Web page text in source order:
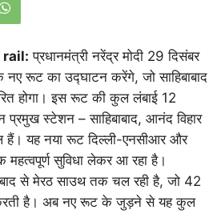
rail: प्रधानमंत्री नरेंद्र मोदी 29 दिसंबर
नए रूट का उद्घाटन करेंगे, जो साहिबाबाद
होगा। इस रूट की कुल लंबाई 12
प्रमुख स्टेशन – साहिबाबाद, आनंद विहार
हैं। यह नया रूट दिल्ली-एनसीआर और
महत्वपूर्ण सुविधा लेकर आ रहा है।
से मेरठ साउथ तक चल रही है, जो 42
करती है। अब नए रूट के जुड़ने से यह कुल